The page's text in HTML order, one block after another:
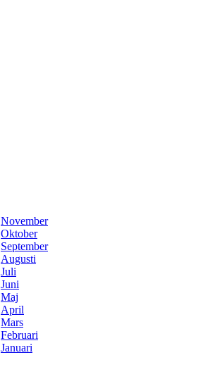
November
Oktober
September
Augusti
Juli
Juni
Maj
April
Mars
Februari
Januari